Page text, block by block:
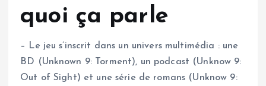
quoi ça parle
– Le jeu s’inscrit dans un univers multimédia : une
BD (Unknown 9: Torment), un podcast (Unknow 9:
Out of Sight) et une série de romans (Unknow 9: